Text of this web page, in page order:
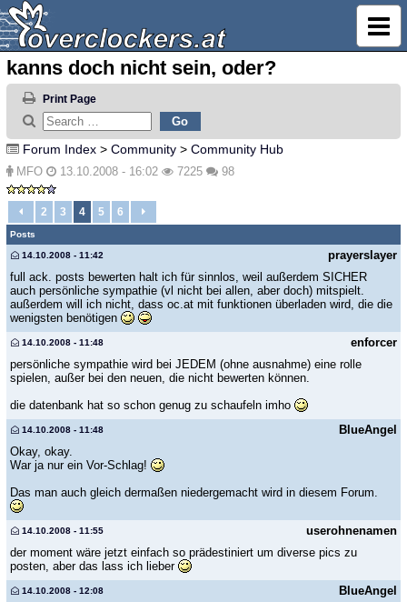
kanns doch nicht sein, oder?
Print Page
Forum Index > Community > Community Hub
MFO 13.10.2008 - 16:02 7225 98
2 3 4 5 6
Posts
prayerslayer
14.10.2008 - 11:42
full ack. posts bewerten halt ich für sinnlos, weil außerdem SICHER
auch persönliche sympathie (vl nicht bei allen, aber doch) mitspielt.
außerdem will ich nicht, dass oc.at mit funktionen überladen wird, die die
wenigsten benötigen
enforcer
14.10.2008 - 11:48
persönliche sympathie wird bei JEDEM (ohne ausnahme) eine rolle
spielen, außer bei den neuen, die nicht bewerten können.
die datenbank hat so schon genug zu schaufeln imho
BlueAngel
14.10.2008 - 11:48
Okay, okay.
War ja nur ein Vor-Schlag!
Das man auch gleich dermaßen niedergemacht wird in diesem Forum.
userohnenamen
14.10.2008 - 11:55
der moment wäre jetzt einfach so prädestiniert um diverse pics zu
posten, aber das lass ich lieber
BlueAngel
14.10.2008 - 12:08